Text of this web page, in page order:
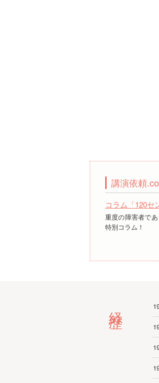
講演依頼
コラム「120セ
重度の障害者で
特別コラム！